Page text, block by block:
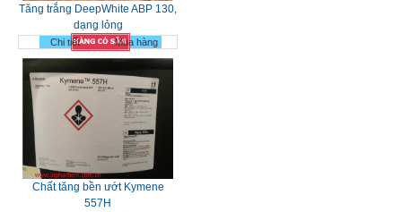
Chi tiết Mua hàng
Chất tăng bền ướt Kymene
557H
Chi tiết Mua hàng